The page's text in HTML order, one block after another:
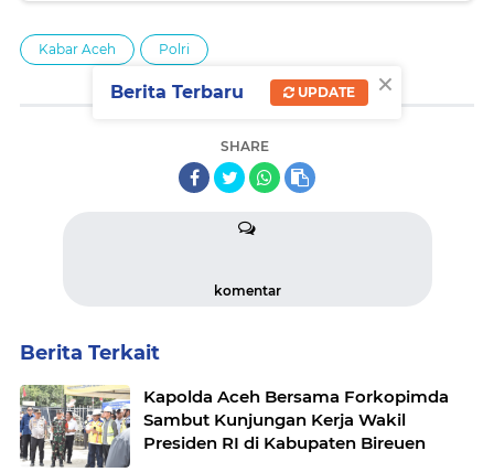
Kabar Aceh Polri
SHARE
komentar
Berita Terkait
Kapolda Aceh Bersama Forkopimda
Sambut Kunjungan Kerja Wakil
Presiden RI di Kabupaten Bireuen
×
Berita Terbaru UPDATE